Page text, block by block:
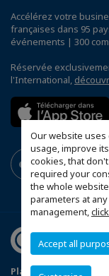
Our website uses
usage, improve
cookies, that
required your
the whole
parameters at
management,
Accept all
Accélérez votre
françaises dans 95
événements | 300
Réservée
l'International,
Plan du site Statut